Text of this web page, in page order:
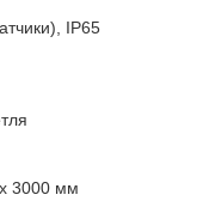
IP65
3000 мм